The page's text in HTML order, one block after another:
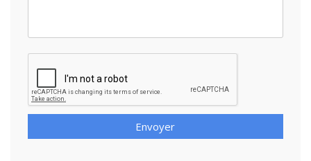
Envoyer